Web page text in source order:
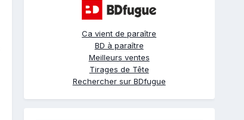
Ca vient de paraître
BD à paraître
Meilleurs ventes
Tirages de Tête
Rechercher sur BDfugue